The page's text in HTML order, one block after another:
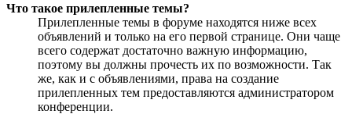
Что такое прилепленные темы?
Прилепленные темы в форуме находятся ниже всех
объявлений и только на его первой странице. Они чаще
всего содержат достаточно важную информацию,
поэтому вы должны прочесть их по возможности. Так
же, как и с объявлениями, права на создание
прилепленных тем предоставляются администратором
конференции.